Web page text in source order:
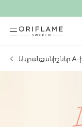
Ապրանքանիշներ